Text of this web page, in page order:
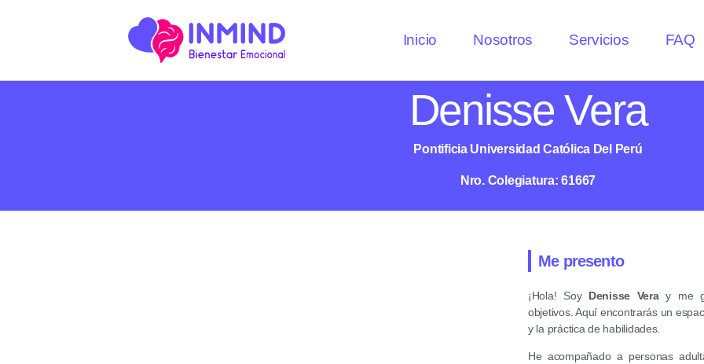
Inicio Nosotros Servicios FAQ
Denisse Vera
Pontificia Universidad Católica Del Perú
Nro. Colegiatura: 61667
Me presento
¡Hola! Soy Denisse Veray me
objetivos. Aquí encontrarás un
y la práctica de habilidades.
He acompañado a personas